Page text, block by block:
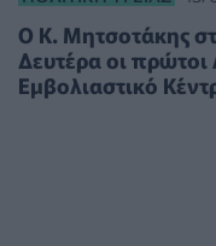
O Κ. Μητσοτάκης
Δευτέρα οι πρώτοι
Εμβολιαστικό